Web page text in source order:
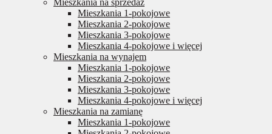
Mieszkania na sprzedaż
Mieszkania 1-pokojowe
Mieszkania 2-pokojowe
Mieszkania 3-pokojowe
Mieszkania 4-pokojowe i więcej
Mieszkania na wynajem
Mieszkania 1-pokojowe
Mieszkania 2-pokojowe
Mieszkania 3-pokojowe
Mieszkania 4-pokojowe i więcej
Mieszkania na zamianę
Mieszkania 1-pokojowe